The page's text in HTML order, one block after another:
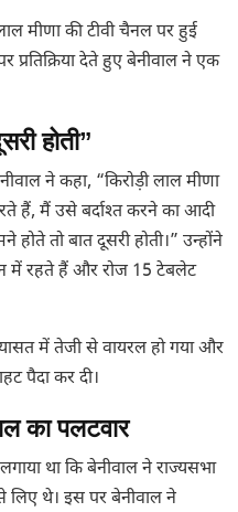
मीणा की टीवी चैनल पर हुई
प्रतिक्रिया देते हुए बेनीवाल ने एक
होती”
ने कहा, “किरोड़ी लाल मीणा
हैं, मैं उसे बर्दाश्त करने का आदी
तो बात दूसरी होती।” उन्होंने
में रहते हैं और रोज 15 टेबलेट
में तेजी से वायरल हो गया और
पैदा कर दी।
का पलटवार
था कि बेनीवाल ने राज्यसभा
लिए थे। इस पर बेनीवाल ने